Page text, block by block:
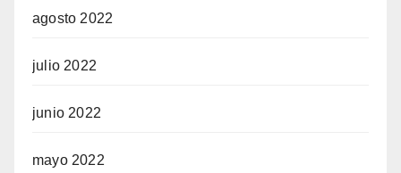
agosto 2022
julio 2022
junio 2022
mayo 2022